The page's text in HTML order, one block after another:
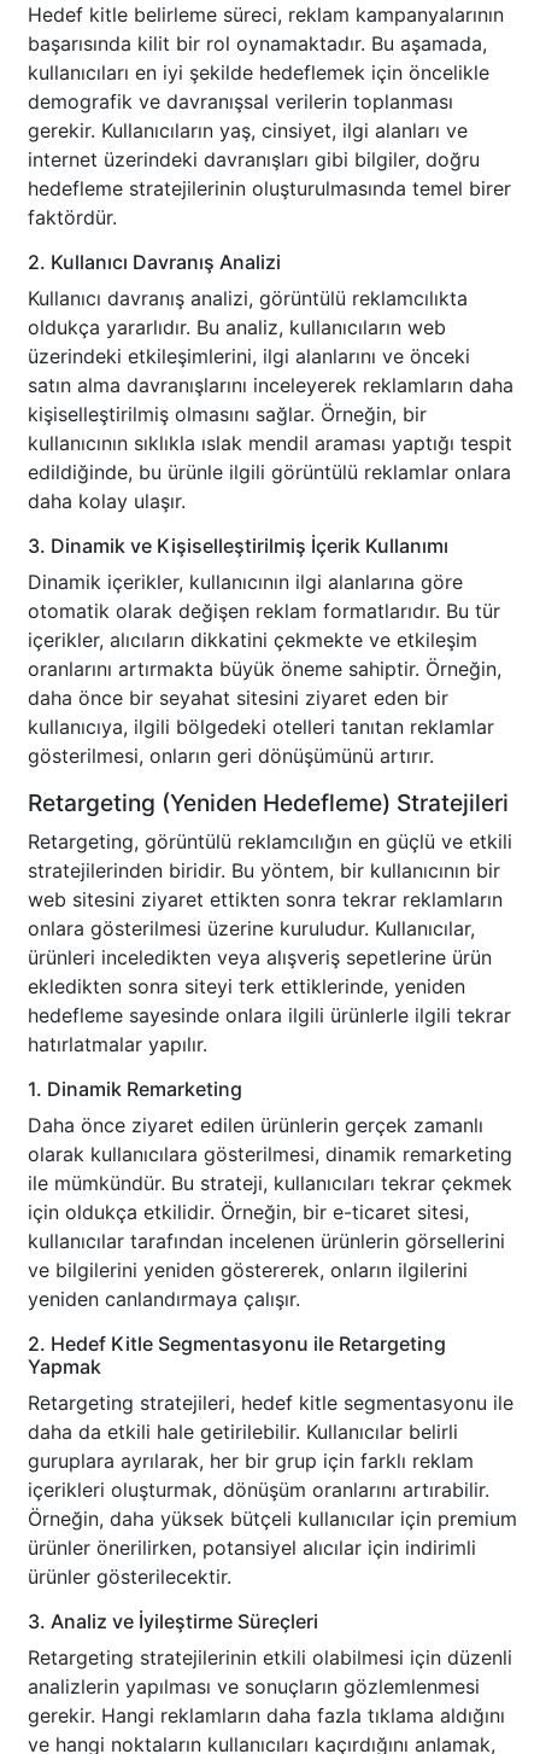
Hedef kitle belirleme süreci, reklam kampanyalarının
başarısında kilit bir rol oynamaktadır. Bu aşamada,
kullanıcıları en iyi şekilde hedeflemek için öncelikle
demografik ve davranışsal verilerin toplanması
gerekir. Kullanıcıların yaş, cinsiyet, ilgi alanları ve
internet üzerindeki davranışları gibi bilgiler, doğru
hedefleme stratejilerinin oluşturulmasında temel birer
faktördür.
2. Kullanıcı Davranış Analizi
Kullanıcı davranış analizi, görüntülü reklamcılıkta
oldukça yararlıdır. Bu analiz, kullanıcıların web
üzerindeki etkileşimlerini, ilgi alanlarını ve önceki
satın alma davranışlarını inceleyerek reklamların daha
kişiselleştirilmiş olmasını sağlar. Örneğin, bir
kullanıcının sıklıkla ıslak mendil araması yaptığı tespit
edildiğinde, bu ürünle ilgili görüntülü reklamlar onlara
daha kolay ulaşır.
3. Dinamik ve Kişiselleştirilmiş İçerik Kullanımı
Dinamik içerikler, kullanıcının ilgi alanlarına göre
otomatik olarak değişen reklam formatlarıdır. Bu tür
içerikler, alıcıların dikkatini çekmekte ve etkileşim
oranlarını artırmakta büyük öneme sahiptir. Örneğin,
daha önce bir seyahat sitesini ziyaret eden bir
kullanıcıya, ilgili bölgedeki otelleri tanıtan reklamlar
gösterilmesi, onların geri dönüşümünü artırır.
Retargeting (Yeniden Hedefleme) Stratejileri
Retargeting, görüntülü reklamcılığın en güçlü ve etkili
stratejilerinden biridir. Bu yöntem, bir kullanıcının bir
web sitesini ziyaret ettikten sonra tekrar reklamların
onlara gösterilmesi üzerine kuruludur. Kullanıcılar,
ürünleri inceledikten veya alışveriş sepetlerine ürün
ekledikten sonra siteyi terk ettiklerinde, yeniden
hedefleme sayesinde onlara ilgili ürünlerle ilgili tekrar
hatırlatmalar yapılır.
1. Dinamik Remarketing
Daha önce ziyaret edilen ürünlerin gerçek zamanlı
olarak kullanıcılara gösterilmesi, dinamik remarketing
ile mümkündür. Bu strateji, kullanıcıları tekrar çekmek
için oldukça etkilidir. Örneğin, bir e-ticaret sitesi,
kullanıcılar tarafından incelenen ürünlerin görsellerini
ve bilgilerini yeniden göstererek, onların ilgilerini
yeniden canlandırmaya çalışır.
2. Hedef Kitle Segmentasyonu ile Retargeting
Yapmak
Retargeting stratejileri, hedef kitle segmentasyonu ile
daha da etkili hale getirilebilir. Kullanıcılar belirli
guruplara ayrılarak, her bir grup için farklı reklam
içerikleri oluşturmak, dönüşüm oranlarını artırabilir.
Örneğin, daha yüksek bütçeli kullanıcılar için premium
ürünler önerilirken, potansiyel alıcılar için indirimli
ürünler gösterilecektir.
3. Analiz ve İyileştirme Süreçleri
Retargeting stratejilerinin etkili olabilmesi için düzenli
analizlerin yapılması ve sonuçların gözlemlenmesi
gerekir. Hangi reklamların daha fazla tıklama aldığını
ve hangi noktaların kullanıcıları kaçırdığını anlamak,